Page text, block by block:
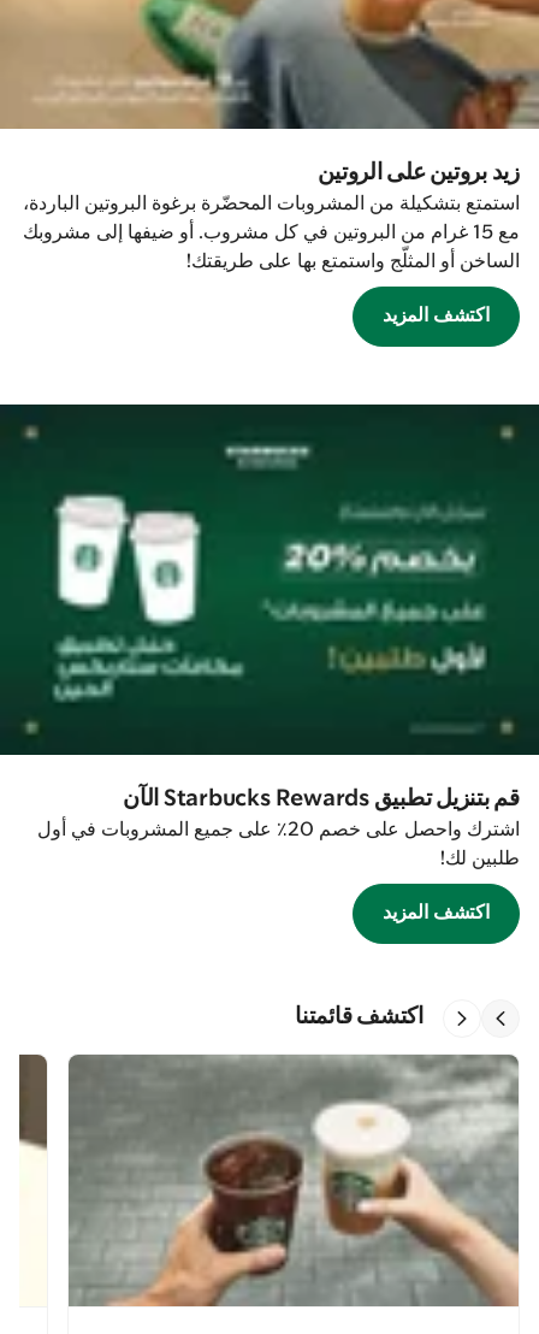
زيد بروتين على الروتين
استمتع بتشكيلة من المشروبات المحضّرة برغوة البروتين الباردة،
مع 15 غرام من البروتين في كل مشروب. أو ضيفها إلى مشروبك
الساخن أو المثلّج واستمتع بها على طريقتك!
اكتشف المزيد
قم بتنزيل تطبيق Starbucks Rewards الآن
اشترك واحصل على خصم 20٪ على جميع المشروبات في أول
طلبين لك!
اكتشف المزيد
اكتشف قائمتنا